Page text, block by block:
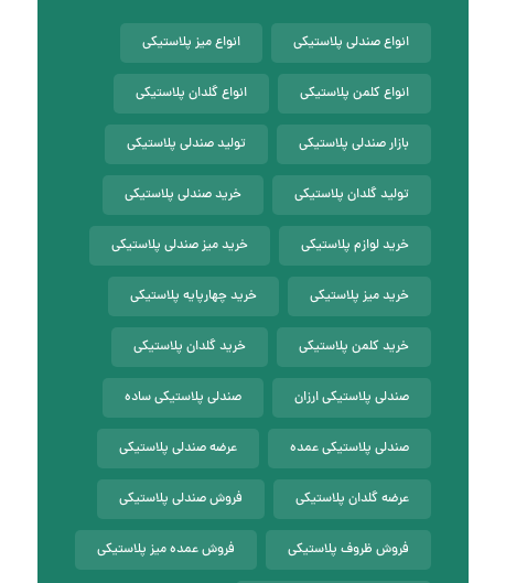
انواع صندلی پلاستیکی انواع میز پلاستیکی
انواع کلمن پلاستیکی انواع گلدان پلاستیکی
بازار صندلی پلاستیکی تولید صندلی پلاستیکی
تولید گلدان پلاستیکی خرید صندلی پلاستیکی
خرید لوازم پلاستیکی خرید میز صندلی پلاستیکی
خرید میز پلاستیکی خرید چهارپایه پلاستیکی
خرید کلمن پلاستیکی خرید گلدان پلاستیکی
صندلی پلاستیکی ارزان صندلی پلاستیکی ساده
صندلی پلاستیکی عمده عرضه صندلی پلاستیکی
عرضه گلدان پلاستیکی فروش صندلی پلاستیکی
فروش ظروف پلاستیکی فروش عمده میز پلاستیکی